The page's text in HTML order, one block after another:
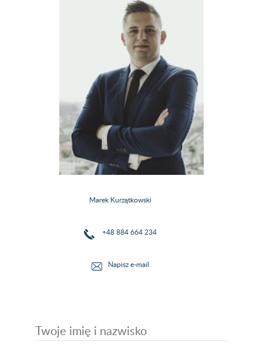
Marek Kurzątkowski
+48 884 664 234
Napisz e-mail